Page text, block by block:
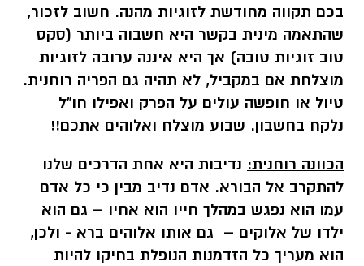
בכם תקווה מחודשת לזוגיות מהנה. חשוב לזכור,
שהתאמה מינית בקשר היא חשבוה ביותר (סקס
טוב זוגיות טובה) אך היא איננה ערובה לזוגיות
מוצלחת אם במקביל, לא תהיה גם הפריה רוחנית.
טיול או חופשה עולים על הפרק ואפילו חו"ל
נלקח בחשבון. שבוע מוצלח ואלוהים אתכם!!
הכוונה רוחנית: נדיבות היא אחת הדרכים שלנו
להתקרב אל הבורא. אדם נדיב מבין כי כל אדם
עמו הוא נפגש במהלך חייו הוא אחיו – גם הוא
ילדו של אלוקים – גם אותו אלוהים ברא - ולכן,
הוא מעריך כל הזדמנות הנופלת בחיקו להיות